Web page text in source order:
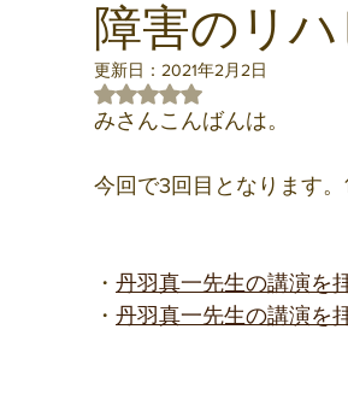
障害のリ
更新日： 2021年2月2日
5つ星のうちNaNと評価さ
みさんこんばんは。
今回で3回目となります
・ 丹羽真一先生の講演を
・ 丹羽真一先生の講演を